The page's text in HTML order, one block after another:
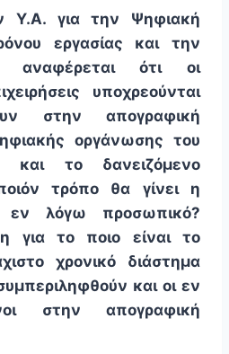
Υ.Α. για την Ψηφιακή
εργασίας και την
αναφέρεται ότι οι
υποχρεούνται
στην απογραφική
οργάνωσης του
και το δανειζόμενο
τρόπο θα γίνει η
εν λόγω προσωπικό?
για το ποιο είναι το
χρονικό διάστημα
και οι εν
στην απογραφική